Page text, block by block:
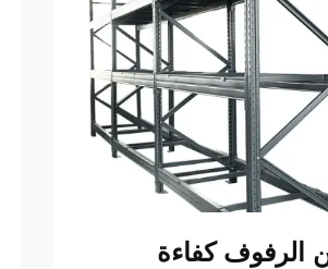
الرفوف كفاءة